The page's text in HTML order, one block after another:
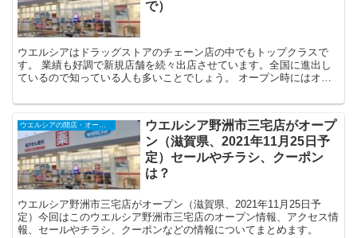
で）
ウエルシアはドラッグストアのチェーン店の中でもトップクラスで
す。 業績も好調で新規店舗を続々出店させています。全国に進出し
ているので知っている人も多いことでしょう。 オープン時にはオー
ウエルシアの開店・オープンセール・閉店、チラシ、キャンペーンなど（2025年）
ウエルシア野洲市三宅店がオープ
ン（滋賀県、2021年11月25日予
定）セールやチラシ、クーポン
は？
ウエルシア野洲市三宅店がオープン（滋賀県、2021年11月25日予
定）今回はこのウエルシア野洲市三宅店のオープン情報、アクセス情
報、セールやチラシ、クーポンなどの情報についてまとめます。